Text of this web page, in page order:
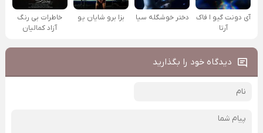
آی دونت گیو ا فاک
آرتا
دختر خوشگله سیا بزا برو شایان یو
خاطرات بی رنگ
آزاد کمالیان
دیدگاه خود را بگذارید